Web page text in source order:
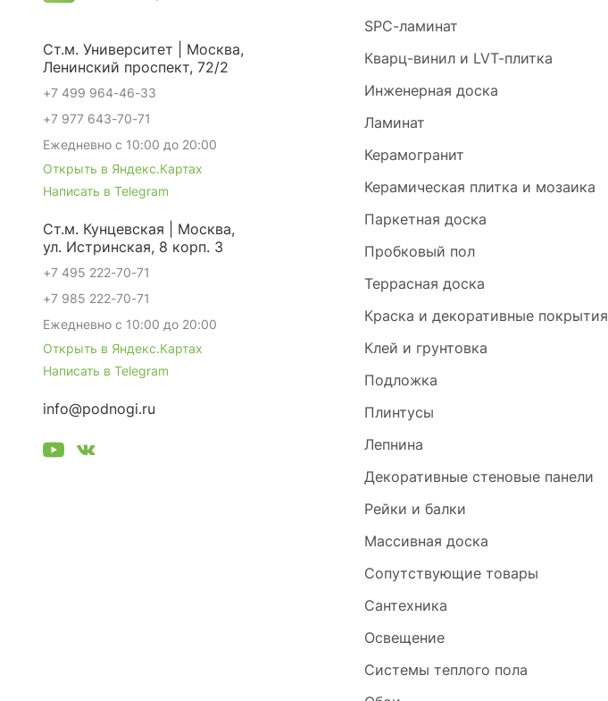
SPC-ламинат
Кварц-винил и LVT-плитка
Инженерная доска
Ламинат
Керамогранит
Керамическая плитка и мозаика
Паркетная доска
Пробковый пол
Террасная доска
Краска и декоративные покрытия
Клей и грунтовка
Подложка
Плинтусы
Лепнина
Декоративные стеновые панели
Рейки и балки
Массивная доска
Сопутствующие товары
Сантехника
Освещение
Системы теплого пола
Ст.м. Университет | Москва,
Ленинский проспект, 72/2
+7 499 964-46-33
+7 977 643-70-71
Ежедневно с 10:00 до 20:00
Открыть в Яндекс.Картах
Написать в Telegram
Ст.м. Кунцевская | Москва,
ул. Истринская, 8 корп. 3
+7 495 222-70-71
+7 985 222-70-71
Ежедневно с 10:00 до 20:00
Открыть в Яндекс.Картах
Написать в Telegram
info@podnogi.ru